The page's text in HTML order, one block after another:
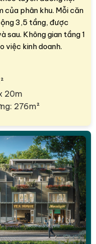
của phân khu. Mỗi căn
3,5 tầng, được
sau. Không gian tầng 1
việc kinh doanh.
20m
276m²